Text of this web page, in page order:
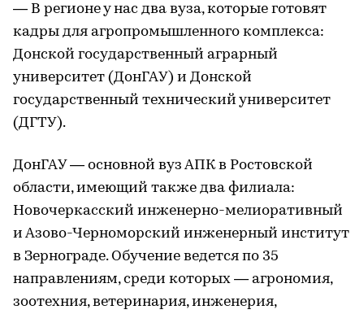
— В регионе у нас два вуза, которые готовят
кадры для агропромышленного комплекса:
Донской государственный аграрный
университет (ДонГАУ) и Донской
государственный технический университет
(ДГТУ).
ДонГАУ — основной вуз АПК в Ростовской
области, имеющий также два филиала:
Новочеркасский инженерно-мелиоративный
и Азово-Черноморский инженерный институт
в Зернограде. Обучение ведется по 35
направлениям, среди которых — агрономия,
зоотехния, ветеринария, инженерия,